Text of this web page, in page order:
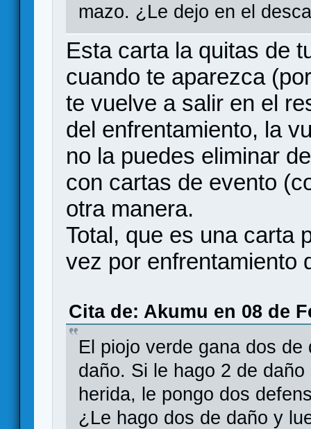
mazo. ¿Le dejo en el
Esta carta la quitas de
cuando te aparezca
te vuelve a salir en el
del enfrentamiento, la
no la puedes eliminar
con cartas de evento
otra manera.
Total, que es una carta
vez por enfrentamiento
Cita de: Akumu en 08 de
El piojo verde gana dos
daño. Si le hago 2 de
herida, le pongo dos
¿Le hago dos de daño y